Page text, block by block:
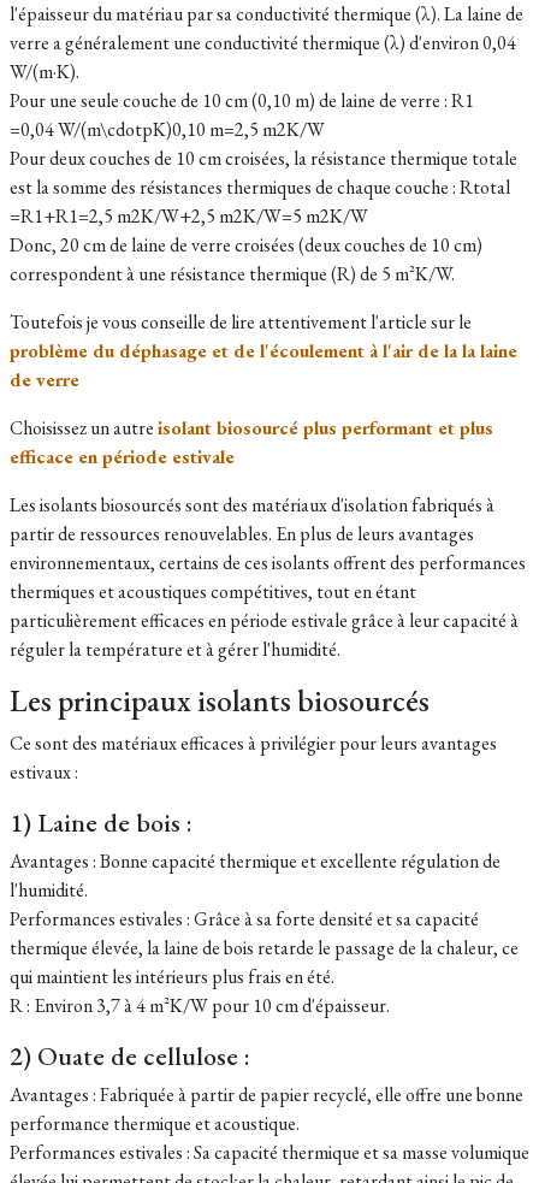
l'épaisseur du matériau par sa conductivité thermique (λ). La laine de
verre a généralement une conductivité thermique (λ) d'environ 0,04
W/(m·K).
Pour une seule couche de 10 cm (0,10 m) de laine de verre : R1​
=0,04 W/(m\cdotpK)0,10 m​=2,5 m2K/W
Pour deux couches de 10 cm croisées, la résistance thermique totale
est la somme des résistances thermiques de chaque couche : Rtotal​
=R1​+R1​=2,5 m2K/W+2,5 m2K/W=5 m2K/W
Donc, 20 cm de laine de verre croisées (deux couches de 10 cm)
correspondent à une résistance thermique (R) de 5 m²K/W.
Toutefois je vous conseille de lire attentivement l'article sur le
problème du déphasage et de l'écoulement à l'air de la la laine
de verre
Choisissez un autreisolant biosourcé plus performant et plus
efficace en période estivale
Les isolants biosourcés sont des matériaux d'isolation fabriqués à
partir de ressources renouvelables. En plus de leurs avantages
environnementaux, certains de ces isolants offrent des performances
thermiques et acoustiques compétitives, tout en étant
particulièrement efficaces en période estivale grâce à leur capacité à
réguler la température et à gérer l'humidité.
Les principaux isolants biosourcés
Ce sont des matériaux efficaces à privilégier pour leurs avantages
estivaux :
1) Laine de bois :
Avantages : Bonne capacité thermique et excellente régulation de
l'humidité.
Performances estivales : Grâce à sa forte densité et sa capacité
thermique élevée, la laine de bois retarde le passage de la chaleur, ce
qui maintient les intérieurs plus frais en été.
R : Environ 3,7 à 4 m²K/W pour 10 cm d'épaisseur.
2) Ouate de cellulose :
Avantages : Fabriquée à partir de papier recyclé, elle offre une bonne
performance thermique et acoustique.
Performances estivales : Sa capacité thermique et sa masse volumique